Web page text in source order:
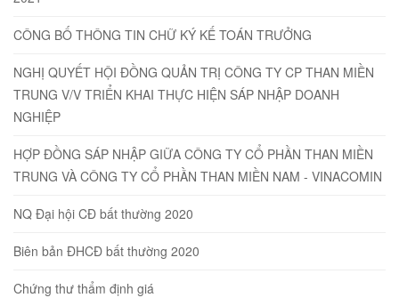
CÔNG BỐ THÔNG TIN CHỮ KÝ KẾ TOÁN TRƯỞNG
NGHỊ QUYẾT HỘI ĐỒNG QUẢN TRỊ CÔNG TY CP THAN MIỀN
TRUNG V/V TRIỂN KHAI THỰC HIỆN SÁP NHẬP DOANH
NGHIỆP
HỢP ĐỒNG SÁP NHẬP GIỮA CÔNG TY CỔ PHẦN THAN MIỀN
TRUNG VÀ CÔNG TY CỔ PHẦN THAN MIỀN NAM - VINACOMIN
NQ Đại hội CĐ bất thường 2020
Biên bản ĐHCĐ bất thường 2020
Chứng thư thẩm định giá